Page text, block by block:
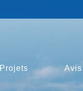
Projets Avis